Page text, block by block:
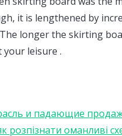
it is lengthened by
longer the skirting
leisure .
и падающие
розпізнати оманливі